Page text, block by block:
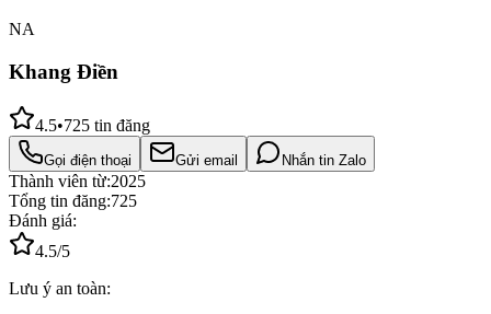
NA
Khang Điền
4.5•725 tin đăng
Gọi điện thoại Gửi email Nhắn tin Zalo
Thành viên từ:2025
Tổng tin đăng:725
Đánh giá:
4.5/5
Lưu ý an toàn: